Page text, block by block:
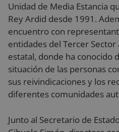
Unidad de Media Estancia
Rey Ardid desde 1991.
encuentro con
entidades del Tercer
estatal, donde ha conocido
situación de las personas
sus reivindicaciones y los
diferentes comunidades
Junto al Secretario de